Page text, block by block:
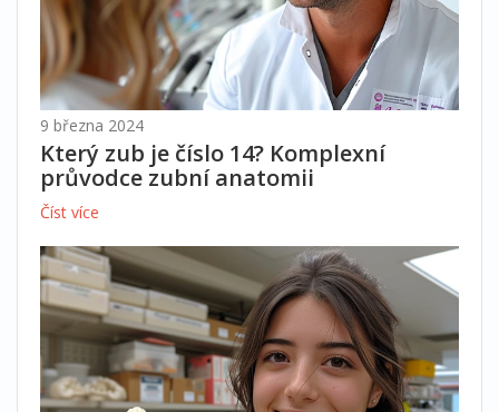
9 března 2024
Který zub je číslo 14? Komplexní
průvodce zubní anatomii
Číst více